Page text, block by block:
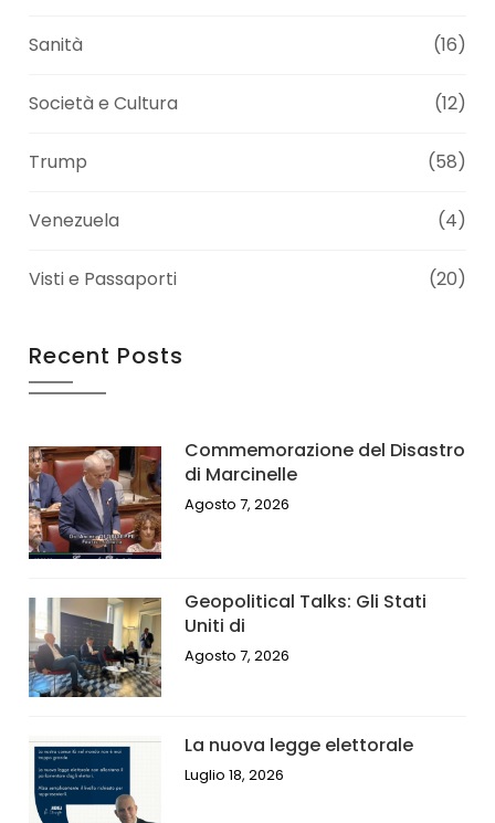
Sanità (16)
Società e Cultura (12)
Trump (58)
Venezuela (4)
Visti e Passaporti (20)
Recent Posts
Commemorazione del Disastro
di Marcinelle
Agosto 7, 2026
Geopolitical Talks: Gli Stati
Uniti di
Agosto 7, 2026
La nuova legge elettorale
Luglio 18, 2026